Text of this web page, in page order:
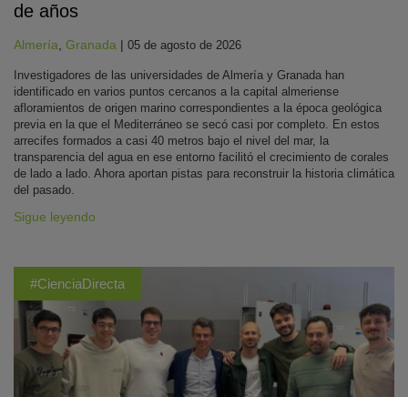
de años
Almería Granada | 05 de agosto de 2026
Investigadores de las universidades de Almería y Granada han
identificado en varios puntos cercanos a la capital almeriense
afloramientos de origen marino correspondientes a la época geológica
previa en la que el Mediterráneo se secó casi por completo. En estos
arrecifes formados a casi 40 metros bajo el nivel del mar, la
transparencia del agua en ese entorno facilitó el crecimiento de corales
de lado a lado. Ahora aportan pistas para reconstruir la historia climática
del pasado.
Sigue leyendo
#CienciaDirecta